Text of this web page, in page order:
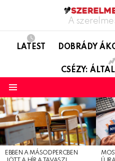
A
LATEST DOBRÁDY
CSÉZY:
LATEST
STORIES
EBBEN A MÁSODPERCBEN